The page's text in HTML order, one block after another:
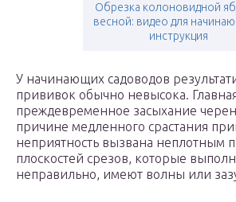
Обрезка колоновидной
весной: видео для
инструкция
У начинающих садоводов
прививок обычно невысока.
преждевременное засыхание
причине медленного срастания
неприятность вызвана неплотным
плоскостей срезов, которые
неправильно, имеют волны или